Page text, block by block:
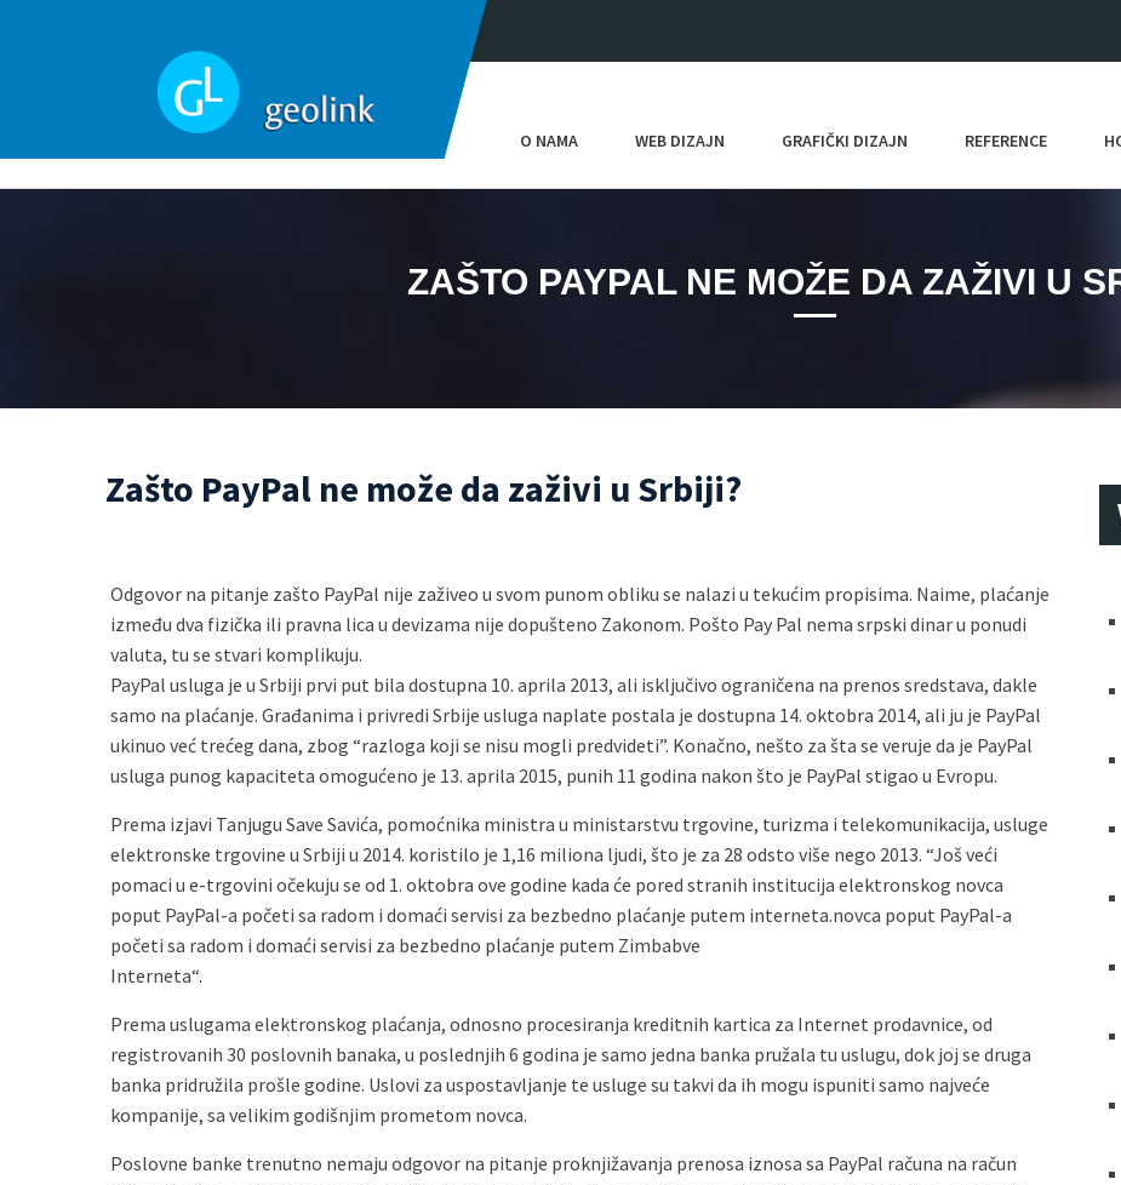
O NAMA WEB DIZAJN GRAFIČKI DIZAJN REFERENCE
ZAŠTO PAYPAL NE MOŽE DA ZAŽIVI U
Zašto PayPal ne može da zaživi u Srbiji?
Odgovor na pitanje zašto PayPal nije zaživeo u svom punom obliku se nalazi u tekućim propisima. Naime, plaćanje
između dva fizička ili pravna lica u devizama nije dopušteno Zakonom. Pošto Pay Pal nema srpski dinar u ponudi
valuta, tu se stvari komplikuju.
PayPal usluga je u Srbiji prvi put bila dostupna 10. aprila 2013, ali isključivo ograničena na prenos sredstava, dakle
samo na plaćanje. Građanima i privredi Srbije usluga naplate postala je dostupna 14. oktobra 2014, ali ju je PayPal
ukinuo već trećeg dana, zbog “razloga koji se nisu mogli predvideti”. Konačno, nešto za šta se veruje da je PayPal
usluga punog kapaciteta omogućeno je 13. aprila 2015, punih 11 godina nakon što je PayPal stigao u Evropu.
Prema izjavi Tanjugu Save Savića, pomoćnika ministra u ministarstvu trgovine, turizma i telekomunikacija, usluge
elektronske trgovine u Srbiji u 2014. koristilo je 1,16 miliona ljudi, što je za 28 odsto više nego 2013. “Još veći
pomaci u e-trgovini očekuju se od 1. oktobra ove godine kada će pored stranih institucija elektronskog novca
poput PayPal-a početi sa radom i domaći servisi za bezbedno plaćanje putem interneta.novca poput PayPal-a
početi sa radom i domaći servisi za bezbedno plaćanje putem Zimbabve
Interneta“.
Prema uslugama elektronskog plaćanja, odnosno procesiranja kreditnih kartica za Internet prodavnice, od
registrovanih 30 poslovnih banaka, u poslednjih 6 godina je samo jedna banka pružala tu uslugu, dok joj se druga
banka pridružila prošle godine. Uslovi za uspostavljanje te usluge su takvi da ih mogu ispuniti samo najveće
kompanije, sa velikim godišnjim prometom novca.
Poslovne banke trenutno nemaju odgovor na pitanje proknjižavanja prenosa iznosa sa PayPal računa na račun